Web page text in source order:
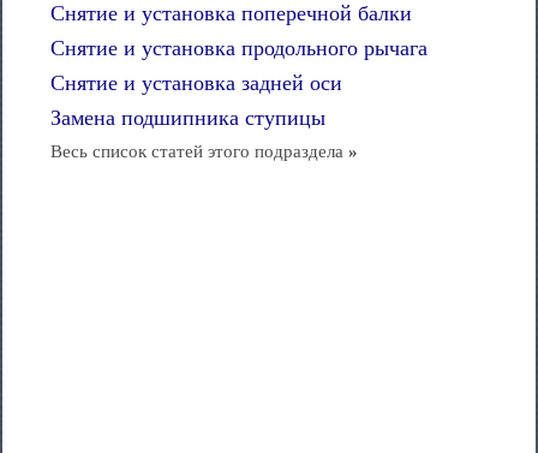
Снятие и установка поперечной балки
Снятие и установка продольного рычага
Снятие и установка задней оси
Замена подшипника ступицы
Весь список статей этого подраздела »